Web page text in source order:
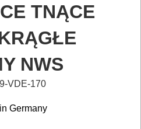
TNĄCE
NWS
VDE-170
Germany